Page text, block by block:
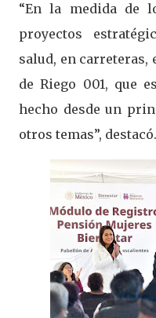
“En la medida de
proyectos
salud, en carreteras,
de Riego 001, que
hecho desde un
otros temas”, destacó.